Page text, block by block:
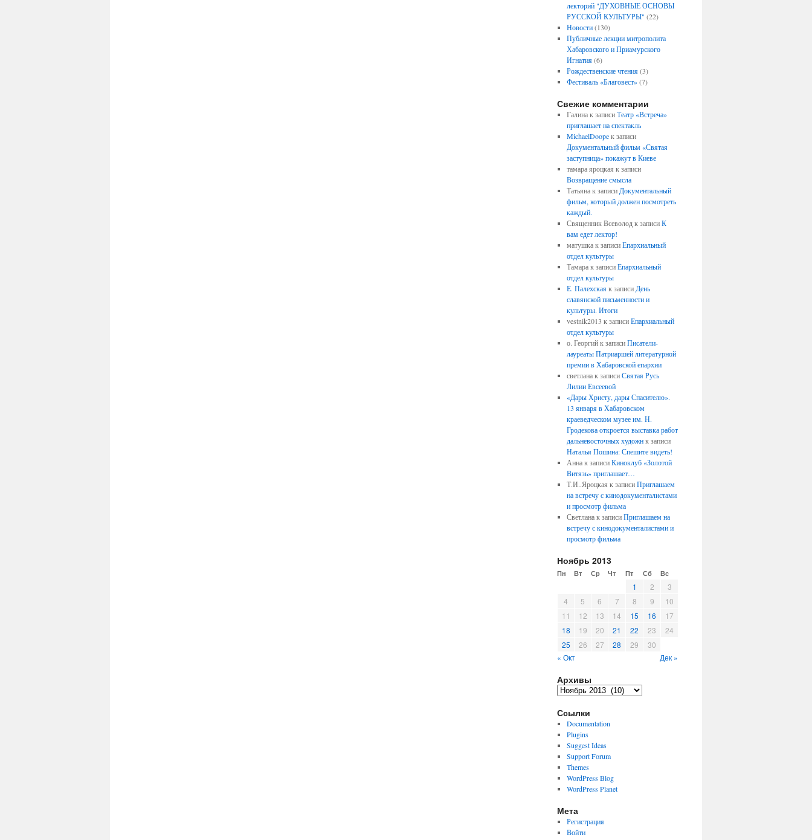
лекторий "ДУХОВНЫЕ ОСНОВЫ
РУССКОЙ КУЛЬТУРЫ" (22)
Новости(130)
Публичные лекции митрополита
Хабаровского и Приамурского
Игнатия(6)
Рождественские чтения(3)
Фестиваль «Благовест»(7)
Свежие комментарии
Галинак записиТеатр «Встреча»
приглашает на спектакль
MichaelDoopeк записи
Документальный фильм «Святая
заступница» покажут в Киеве
тамара яроцкая к записи
Возвращение смысла
Татьянак записи Документальный
фильм, который должен посмотреть
каждый.
Священник Всеволодк записиК
вам едет лектор!
матушкак записиЕпархиальный
отдел культуры
Тамарак записиЕпархиальный
отдел культуры
Е. Палехскаяк записи День
славянской письменности и
культуры. Итоги
vestnik2013 к записиЕпархиальный
отдел культуры
о. Георгийк записиПисатели-
лауреаты Патриаршей литературной
премии в Хабаровской епархии
светланак записиСвятая Русь
Лилии Евсеевой
«Дары Христу, дары Спасителю».
13 января в Хабаровском
краеведческом музее им. Н.
Гродекова откроется выставка работ
дальневосточных художнк записи
Наталья Пошина: Спешите видеть!
Аннак записиКиноклуб «Золотой
Витязь» приглашает…
Т.И..Яроцкая к записиПриглашаем
на встречу с кинодокументалистами
и просмотр фильма
Светланак записиПриглашаем на
встречу с кинодокументалистами и
просмотр фильма
Ноябрь 2013
Пн Вт Ср Чт Пт Сб Вс
1 2
3
4
5 6 7 8 9
10
11
12 13 14 15 16
17
18
19 20 21 22 23
24
25
26 27 28 29
30
« Окт
Дек »
Архивы
Архивы
Ссылки
Documentation
Plugins
Suggest Ideas
Support Forum
Themes
WordPress Blog
WordPress Planet
Мета
Регистрация
Войти